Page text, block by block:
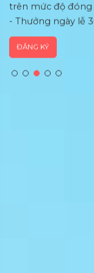
trên mức độ đóng
- Thưởng ngày lễ
ĐĂNG KÝ